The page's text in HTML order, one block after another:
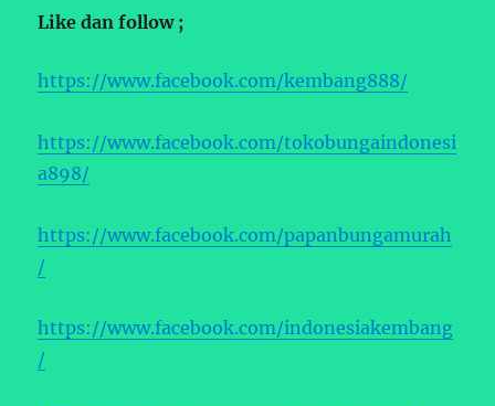
Like dan follow ;
https://www.facebook.com/kembang888/
https://www.facebook.com/tokobungaindonesi
a898/
https://www.facebook.com/papanbungamurah
/
https://www.facebook.com/indonesiakembang
/